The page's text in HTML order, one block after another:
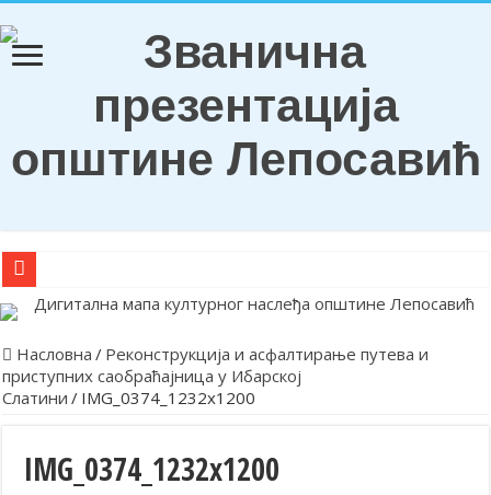
О Б А В Е Ш Т Е Њ Е
Обележена храмовна и општинска слава у Лепосавићу
Лепосавић прославио Светог Василија
Насловна / Реконструкција и асфалтирање путева и
приступних саобраћајница у Ибарској
Слатини / IMG_0374_1232x1200
IMG_0374_1232x1200